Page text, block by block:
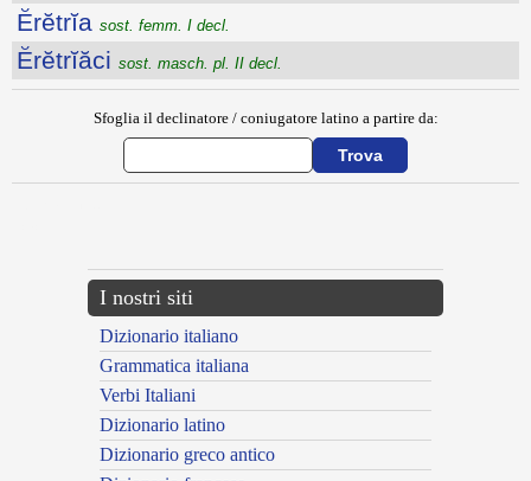
Ĕrĕtrĭa sost. femm. I decl.
Ĕrĕtrĭăci sost. masch. pl. II decl.
Sfoglia il declinatore / coniugatore latino a partire da:
I nostri siti
Dizionario italiano
Grammatica italiana
Verbi Italiani
Dizionario latino
Dizionario greco antico